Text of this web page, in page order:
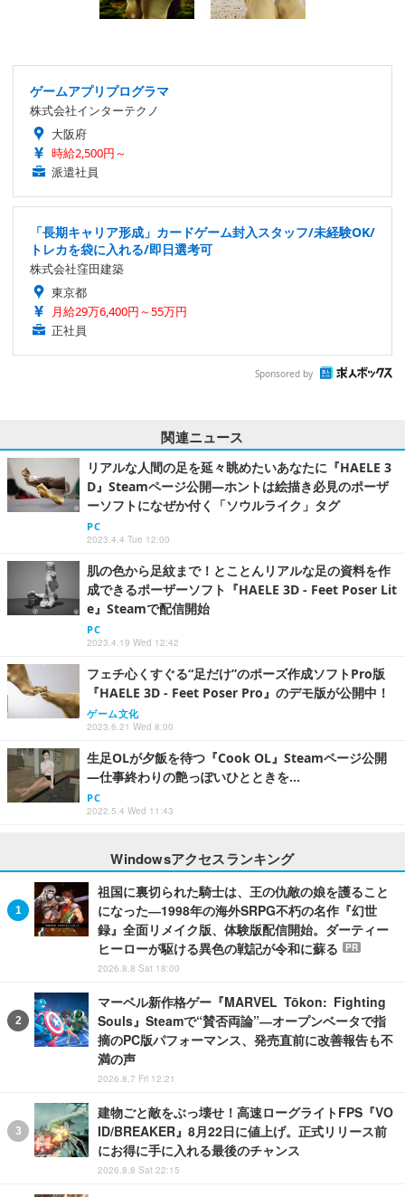
ゲームアプリプログラマ
株式会社インターテクノ
大阪府
時給2,500円～
派遣社員
「長期キャリア形成」カードゲーム封入スタッフ/未経験OK/
トレカを袋に入れる/即日選考可
株式会社窪田建築
東京都
月給29万6,400円～55万円
正社員
Sponsored by
関連ニュース
リアルな人間の足を延々眺めたいあなたに『HAELE 3
D』Steamページ公開―ホントは絵描き必見のポーザ
ーソフトになぜか付く「ソウルライク」タグ
PC
2023.4.4 Tue 12:00
肌の色から足紋まで！とことんリアルな足の資料を作
成できるポーザーソフト『HAELE 3D - Feet Poser Lit
e』Steamで配信開始
PC
2023.4.19 Wed 12:42
フェチ心くすぐる“足だけ”のポーズ作成ソフトPro版
『HAELE 3D - Feet Poser Pro』のデモ版が公開中！
ゲーム文化
2023.6.21 Wed 8:00
生足OLが夕飯を待つ『Cook OL』Steamページ公開
―仕事終わりの艶っぽいひとときを…
PC
2022.5.4 Wed 11:43
Windowsアクセスランキング
祖国に裏切られた騎士は、王の仇敵の娘を護ること
になった―1998年の海外SRPG不朽の名作『幻世
録』全面リメイク版、体験版配信開始。ダーティー
ヒーローが駆ける異色の戦記が令和に蘇る
PR
2026.8.8 Sat 18:00
マーベル新作格ゲー『MARVEL Tōkon: Fighting
Souls』Steamで“賛否両論”―オープンベータで指
摘のPC版パフォーマンス、発売直前に改善報告も不
満の声
2026.8.7 Fri 12:21
建物ごと敵をぶっ壊せ！高速ローグライトFPS『VO
ID/BREAKER』8月22日に値上げ。正式リリース前
にお得に手に入れる最後のチャンス
2026.8.8 Sat 22:15